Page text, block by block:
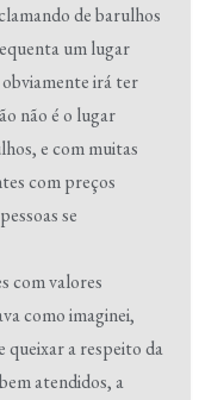
de barulhos
um lugar
obviamente irá ter
não é o lugar
e com muitas
com preços
se
com valores
como imaginei,
queixar a respeito da
atendidos, a